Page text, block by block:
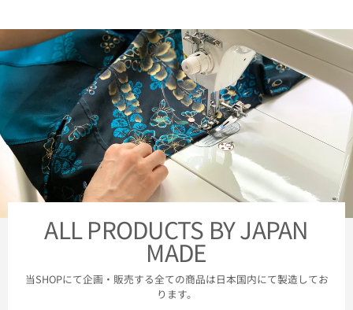
ALL PRODUCTS BY JAPAN
MADE
当SHOPにて企画・販売する全ての商品は日本国内にて製造してお
ります。